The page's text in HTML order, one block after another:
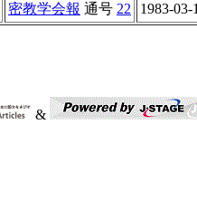
密教学会報 通号 22 1983-03-
&